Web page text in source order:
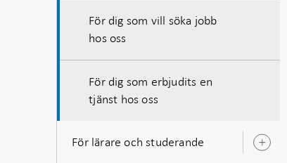
För dig som vill söka jobb
hos oss
För dig som erbjudits en
tjänst hos oss
För lärare och studerande